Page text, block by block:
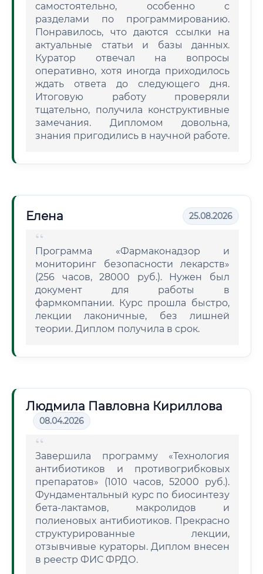
самостоятельно, особенно с
разделами по программированию.
Понравилось, что даются ссылки на
актуальные статьи и базы данных.
Куратор отвечал на вопросы
оперативно, хотя иногда приходилось
ждать ответа до следующего дня.
Итоговую работу проверяли
тщательно, получила конструктивные
замечания. Дипломом довольна,
знания пригодились в научной работе.
Елена 25.08.2026
Программа «Фармаконадзор и
мониторинг безопасности лекарств»
(256 часов, 28000 руб.). Нужен был
документ для работы в
фармкомпании. Курс прошла быстро,
лекции лаконичные, без лишней
теории. Диплом получила в срок.
Людмила Павловна Кириллова
08.04.2026
Завершила программу «Технология
антибиотиков и противогрибковых
препаратов» (1010 часов, 52000 руб.).
Фундаментальный курс по биосинтезу
бета-лактамов, макролидов и
полиеновых антибиотиков. Прекрасно
структурированные лекции,
отзывчивые кураторы. Диплом внесен
в реестр ФИС ФРДО.